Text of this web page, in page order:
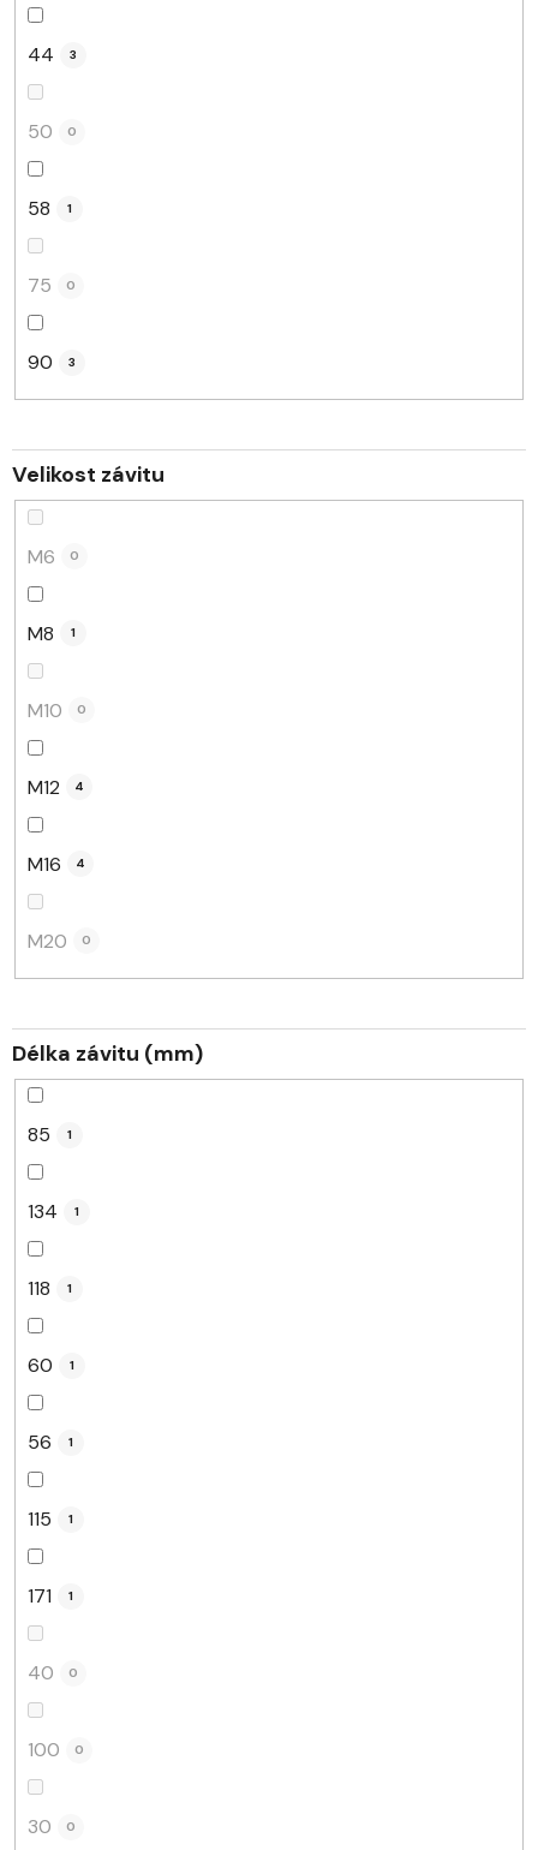
44 3
50 0
58 1
75 0
90 3
Velikost závitu
M6 0
M8 1
M10 0
M12 4
M16 4
M20 0
Délka závitu (mm)
85 1
134 1
118 1
60 1
56 1
115 1
171 1
40 0
100 0
30 0